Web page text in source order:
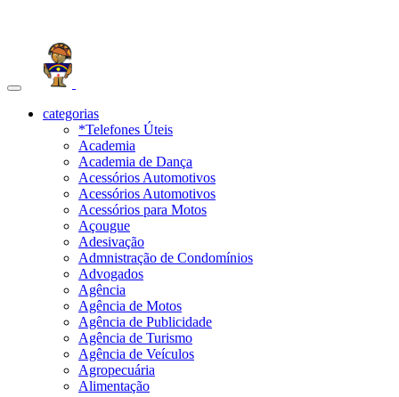
Toggle
navigationcategorias
*Telefones Úteis
Academia
Academia de Dança
Acessórios Automotivos
Acessórios Automotivos
Acessórios para Motos
Açougue
Adesivação
Admnistração de Condomínios
Advogados
Agência
Agência de Motos
Agência de Publicidade
Agência de Turismo
Agência de Veículos
Agropecuária
Alimentação